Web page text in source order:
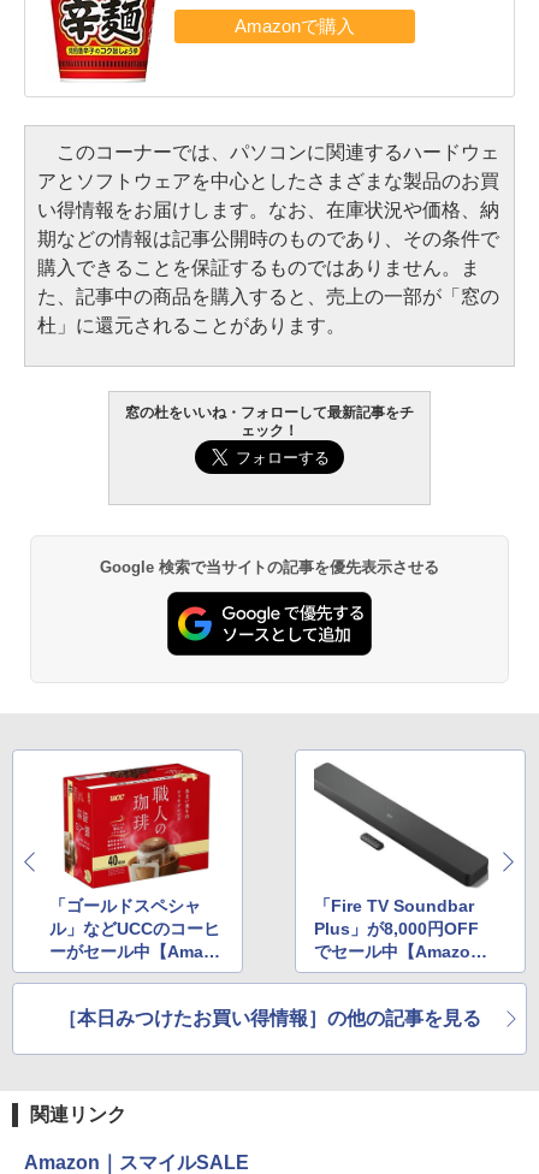
このコーナーでは、パソコンに関連するハードウェ
アとソフトウェアを中心としたさまざまな製品のお買
い得情報をお届けします。なお、在庫状況や価格、納
期などの情報は記事公開時のものであり、その条件で
購入できることを保証するものではありません。ま
た、記事中の商品を購入すると、売上の一部が「窓の
杜」に還元されることがあります。
窓の杜をいいね・フォローして最新記事をチ
ェック！
Google 検索で当サイトの記事を優先表示させる
「ゴールドスペシャ
ル」などUCCのコーヒ
ーがセール中【Amazo
nスマイルSALE】
「Fire TV Soundbar
Plus」が8,000円OFF
でセール中【Amazon
スマイルSALE】
［本日みつけたお買い得情報］の他の記事を見る
関連リンク
Amazon｜スマイルSALE